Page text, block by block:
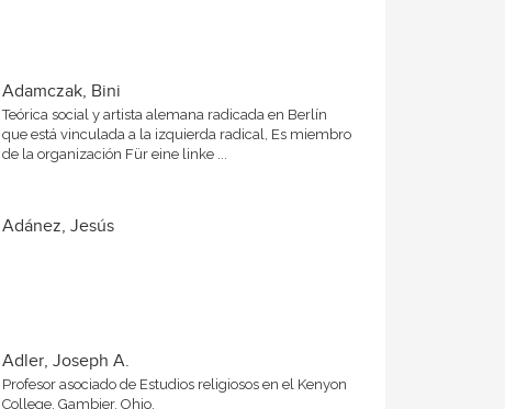
Adamczak, Bini
Teórica social y artista alemana radicada en Berlín
que está vinculada a la izquierda radical, Es miembro
de la organización Für eine linke ...
Adánez, Jesús
Adler, Joseph A.
Profesor asociado de Estudios religiosos en el Kenyon
College, Gambier, Ohio.